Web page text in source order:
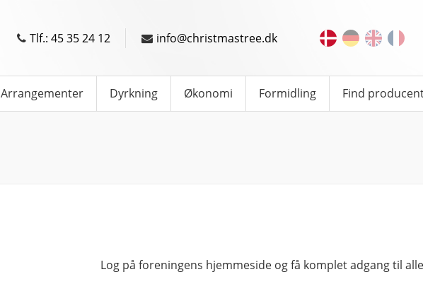
Tlf.: 45 35 24 12 info@christmastree.dk
Arrangementer Dyrkning Økonomi Formidling Find
Log på foreningens hjemmeside og få komplet adgang til